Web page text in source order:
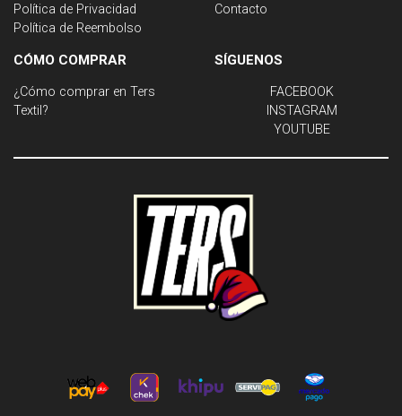
Política de Privacidad
Política de Reembolso
Contacto
CÓMO COMPRAR
¿Cómo comprar en Ters
Textil?
SÍGUENOS
FACEBOOK
INSTAGRAM
YOUTUBE